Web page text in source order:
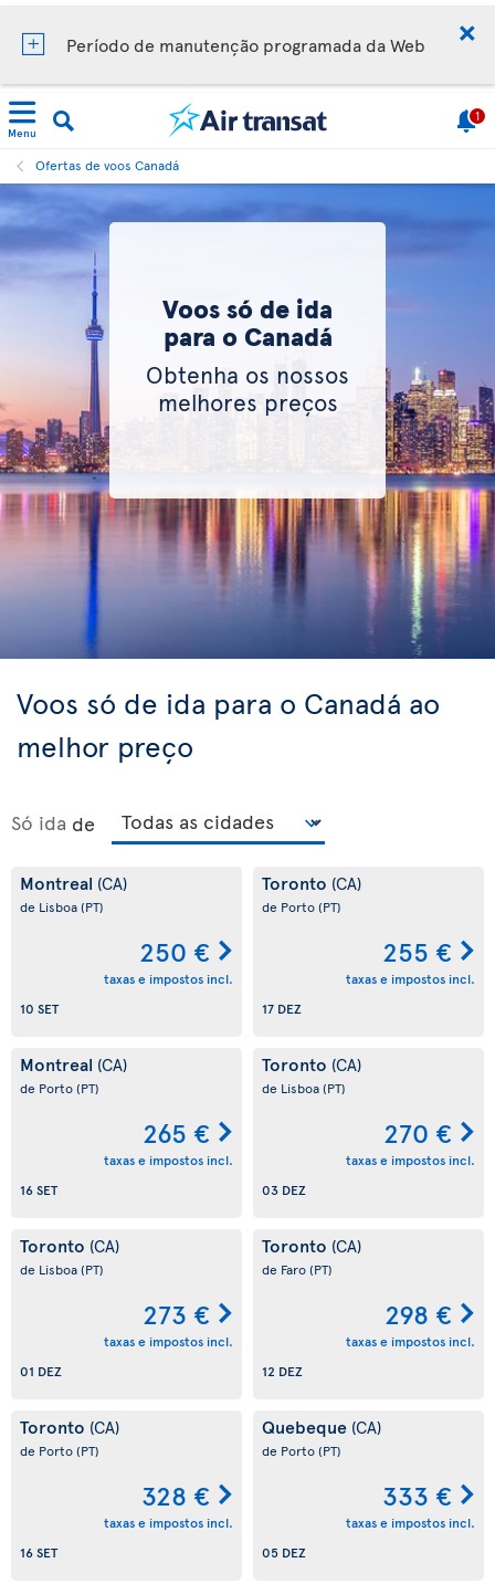
Período de manutenção programada da Web
Menu
1
Ofertas de voos Canadá
Voos só de ida
para o Canadá
Obtenha os nossos
melhores preços
Voos só de ida para o Canadá ao
melhor preço
Só ida de
Montreal (CA)
de Lisboa(PT)
250 €
taxas e impostos incl.
10 SET
Toronto (CA)
de Porto(PT)
255 €
taxas e impostos incl.
17 DEZ
Montreal (CA)
de Porto(PT)
265 €
taxas e impostos incl.
16 SET
Toronto (CA)
de Lisboa(PT)
270 €
taxas e impostos incl.
03 DEZ
Toronto (CA)
de Lisboa(PT)
273 €
taxas e impostos incl.
01 DEZ
Toronto (CA)
de Faro(PT)
298 €
taxas e impostos incl.
12 DEZ
Toronto (CA)
de Porto(PT)
328 €
taxas e impostos incl.
16 SET
Quebeque (CA)
de Porto(PT)
333 €
taxas e impostos incl.
05 DEZ